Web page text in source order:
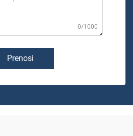
0/1000
Prenosi